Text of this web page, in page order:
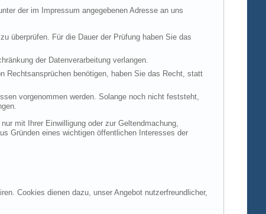
der im Impressum angegebenen Adresse an uns
überprüfen. Für die Dauer der Prüfung haben Sie das
der Datenverarbeitung verlangen.
Rechtsansprüchen benötigen, haben Sie das Recht, statt
vorgenommen werden. Solange noch nicht feststeht,
mit Ihrer Einwilligung oder zur Geltendmachung,
Gründen eines wichtigen öffentlichen Interesses der
Cookies dienen dazu, unser Angebot nutzerfreundlicher,